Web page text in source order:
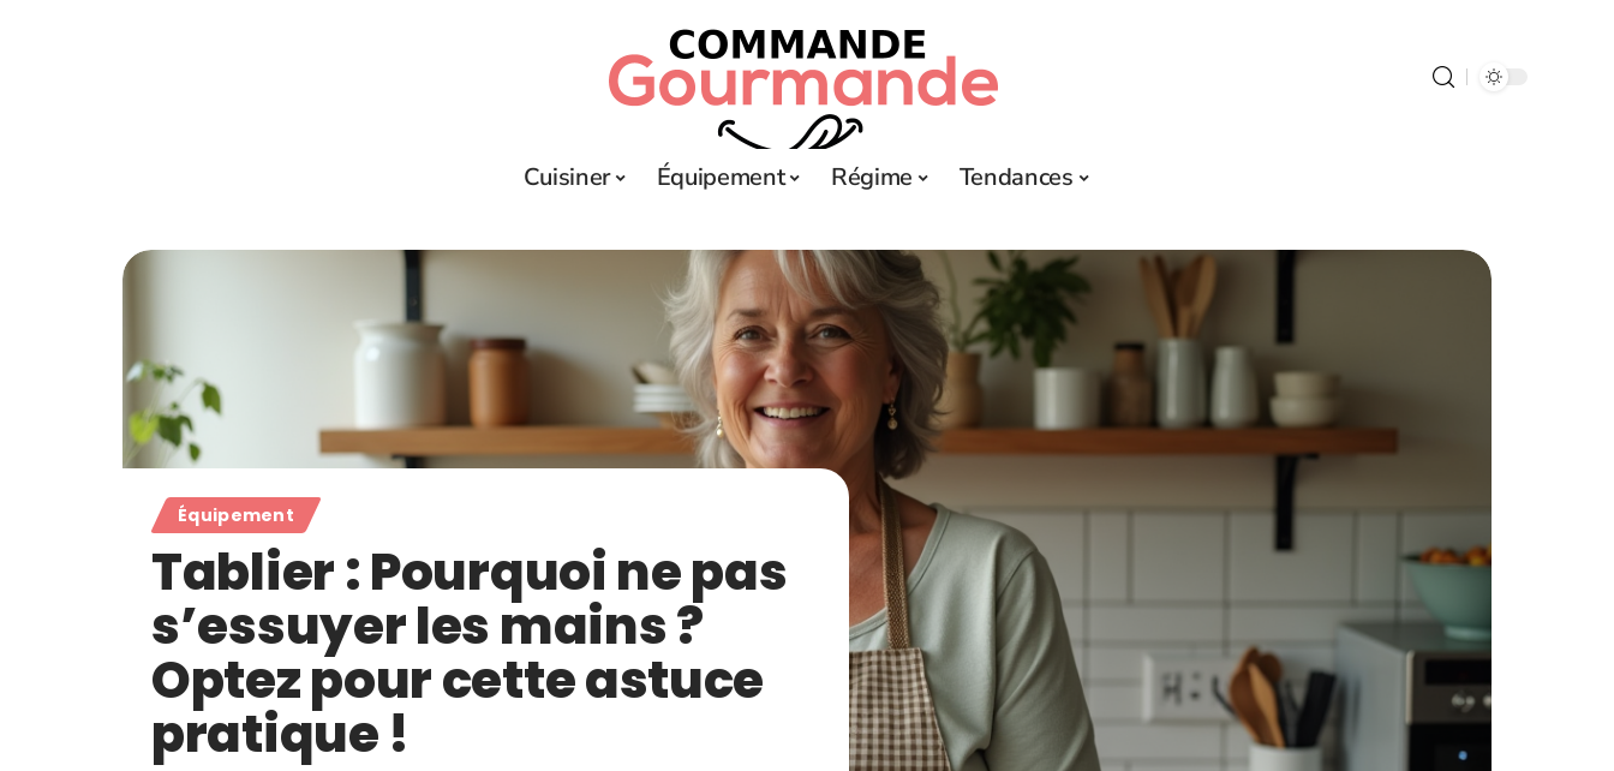
Cuisiner Équipement Régime Tendances
Équipement
Tablier : Pourquoi ne pas
s’essuyer les mains ?
Optez pour cette astuce
pratique !